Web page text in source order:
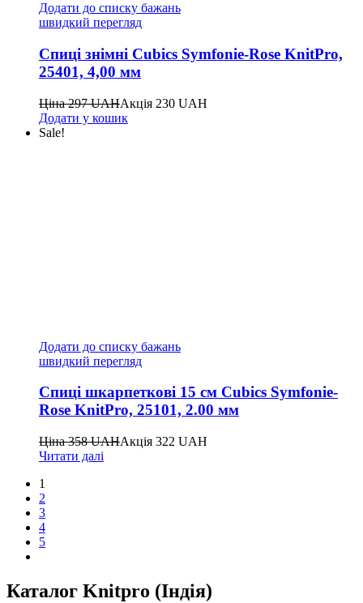
Додати до списку бажань
швидкий перегляд
Спиці знімні Cubics Symfonie-Rose KnitPro,
25401, 4,00 мм
Ціна297UAHАкція 230 UAH
Додати у кошик
Sale!
Додати до списку бажань
швидкий перегляд
Спиці шкарпеткові 15 см Cubics Symfonie-
Rose KnitPro, 25101, 2.00 мм
Ціна358UAHАкція 322 UAH
Читати далі
1
2
3
4
5
Каталог Knitpro (Індія)